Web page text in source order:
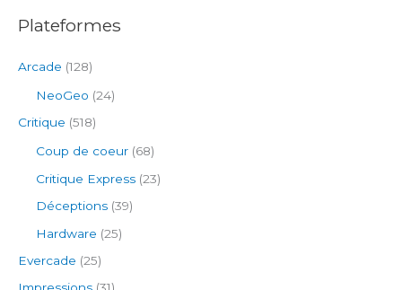
Plateformes
Arcade (128)
NeoGeo (24)
Critique (518)
Coup de coeur (68)
Critique Express (23)
Déceptions (39)
Hardware (25)
Evercade (25)